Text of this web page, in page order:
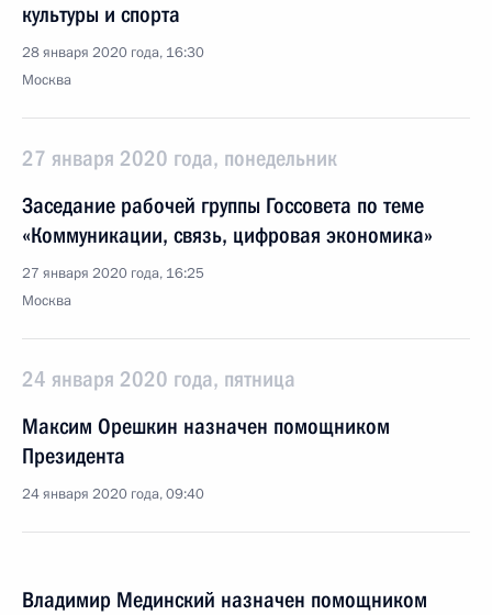
культуры и спорта
28 января 2020 года, 16:30
Москва
27 января 2020 года, понедельник
Заседание рабочей группы Госсовета по теме
«Коммуникации, связь, цифровая экономика»
27 января 2020 года, 16:25
Москва
24 января 2020 года, пятница
Максим Орешкин назначен помощником
Президента
24 января 2020 года, 09:40
Владимир Мединский назначен помощником